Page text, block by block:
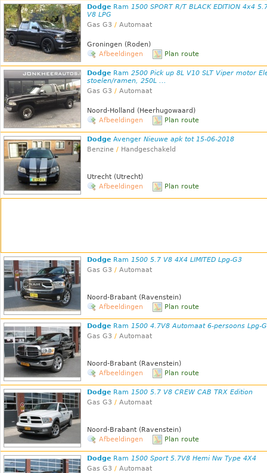
Dodge Ram 1500 SPORT R/T BLACK EDITION 4x4
V8 LPG
Gas G3 / Automaat
Groningen (Roden)
Afbeeldingen
Plan route
Dodge Ram 2500 Pick up 8L V10 SLT Viper motor
stoelen/ramen, 250L ...
Gas G3 / Automaat
Noord-Holland (Heerhugowaard)
Afbeeldingen
Plan route
Dodge Avenger Nieuwe apk tot 15-06-2018
Benzine / Handgeschakeld
Utrecht (Utrecht)
Afbeeldingen
Plan route
Dodge Ram 1500 5.7 V8 4X4 LIMITED Lpg-G3
Gas G3 / Automaat
Noord-Brabant (Ravenstein)
Afbeeldingen
Plan route
Dodge Ram 1500 4.7V8 Automaat 6-persoons Lpg-
Gas G3 / Automaat
Noord-Brabant (Ravenstein)
Afbeeldingen
Plan route
Dodge Ram 1500 5.7 V8 CREW CAB TRX Edition
Gas G3 / Automaat
Noord-Brabant (Ravenstein)
Afbeeldingen
Plan route
Dodge Ram 1500 Sport 5.7V8 Hemi Nw Type 4X4
Gas G3 / Automaat